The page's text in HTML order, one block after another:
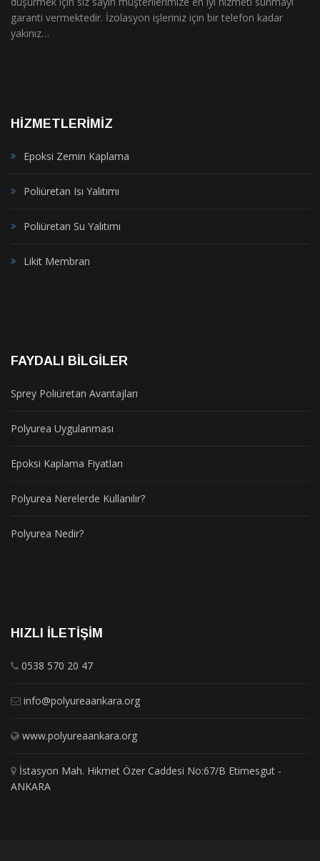
garanti vermektedir. İzolasyon işleriniz için bir telefon kadar
yakınız…
HIZMETLERIMIZ
Epoksi Zemin Kaplama
Poliüretan Isı Yalıtımı
Poliüretan Su Yalıtımı
Likit Membran
FAYDALI BILGILER
Sprey Poliüretan Avantajları
Polyurea Uygulanması
Epoksi Kaplama Fiyatları
Polyurea Nerelerde Kullanılır?
Polyurea Nedir?
HIZLI İLETIŞIM
0538 570 20 47
info@polyureaankara.org
www.polyureaankara.org
İstasyon Mah. Hikmet Özer Caddesi No:67/B Etimesgut -
ANKARA